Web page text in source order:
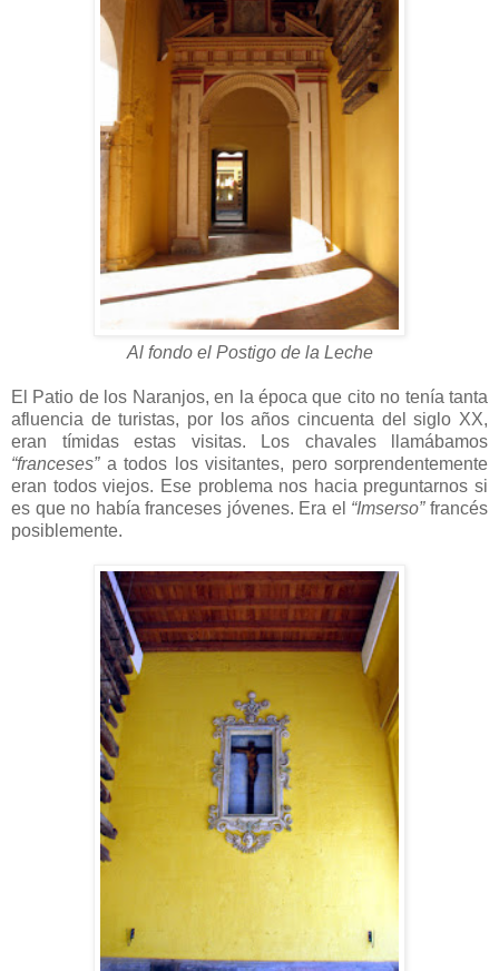
Al fondo el Postigo de la Leche
El Patio de los Naranjos, en la época que cito no tenía tanta
afluencia de turistas, por los años cincuenta del siglo XX,
eran tímidas estas visitas. Los chavales llamábamos
“franceses”a todos los visitantes, pero sorprendentemente
eran todos viejos. Ese problema nos hacia preguntarnos si
es que no había franceses jóvenes. Era el “Imserso”francés
posiblemente.